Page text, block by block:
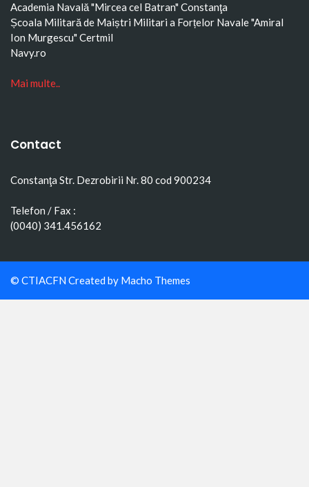
Academia Navală "Mircea cel Batran" Constanţa
Școala Militară de Maiștri Militari a Forțelor Navale "Amiral
Ion Murgescu" Certmil
Navy.ro
Mai multe..
Contact
Constanţa Str. Dezrobirii Nr. 80 cod 900234
Telefon / Fax :
(0040) 341.456162
© CTIACFN Created by Macho Themes